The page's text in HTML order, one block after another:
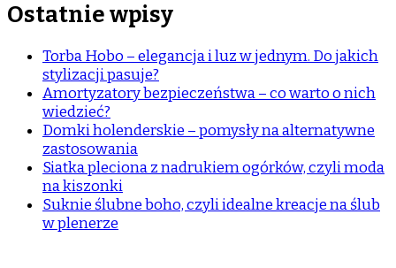
Ostatnie wpisy
Torba Hobo – elegancja i luz w jednym. Do jakich
stylizacji pasuje?
Amortyzatory bezpieczeństwa – co warto o nich
wiedzieć?
Domki holenderskie – pomysły na alternatywne
zastosowania
Siatka pleciona z nadrukiem ogórków, czyli moda
na kiszonki
Suknie ślubne boho, czyli idealne kreacje na ślub
w plenerze